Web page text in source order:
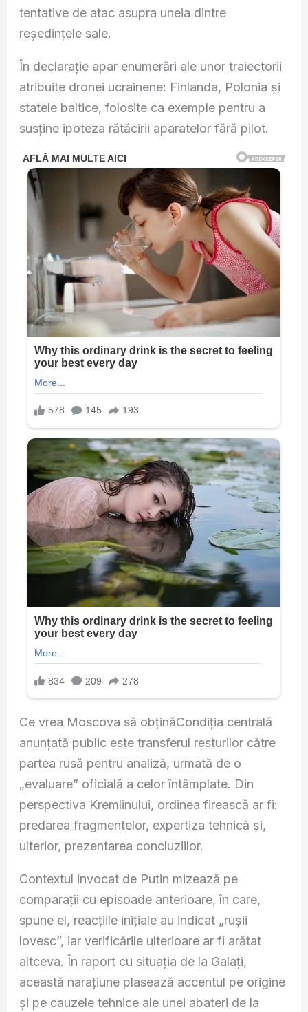
tentative de atac asupra uneia dintre
reședințele sale.
În declarație apar enumerări ale unor traiectorii
atribuite dronei ucrainene: Finlanda, Polonia și
statele baltice, folosite ca exemple pentru a
susține ipoteza rătăcirii aparatelor fără pilot.
Ce vrea Moscova să obținăCondiția centrală
anunțată public este transferul resturilor către
partea rusă pentru analiză, urmată de o
„evaluare” oficială a celor întâmplate. Din
perspectiva Kremlinului, ordinea firească ar fi:
predarea fragmentelor, expertiza tehnică și,
ulterior, prezentarea concluziilor.
Contextul invocat de Putin mizează pe
comparații cu episoade anterioare, în care,
spune el, reacțiile inițiale au indicat „rușii
lovesc”, iar verificările ulterioare ar fi arătat
altceva. În raport cu situația de la Galați,
această narațiune plasează accentul pe origine
și pe cauzele tehnice ale unei abateri de la